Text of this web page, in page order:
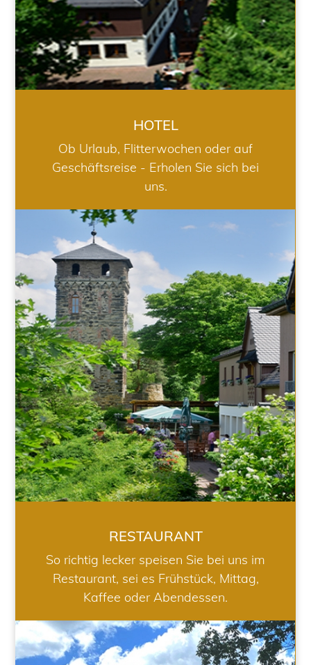
HOTEL
Ob Urlaub, Flitterwochen oder auf
Geschäftsreise - Erholen Sie sich bei
uns.
RESTAURANT
RESTAURANT
So richtig lecker speisen Sie bei uns im
Restaurant, sei es Frühstück, Mittag,
Kaffee oder Abendessen.